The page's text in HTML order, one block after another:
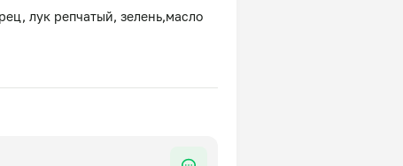
лук репчатый, зелень,масло